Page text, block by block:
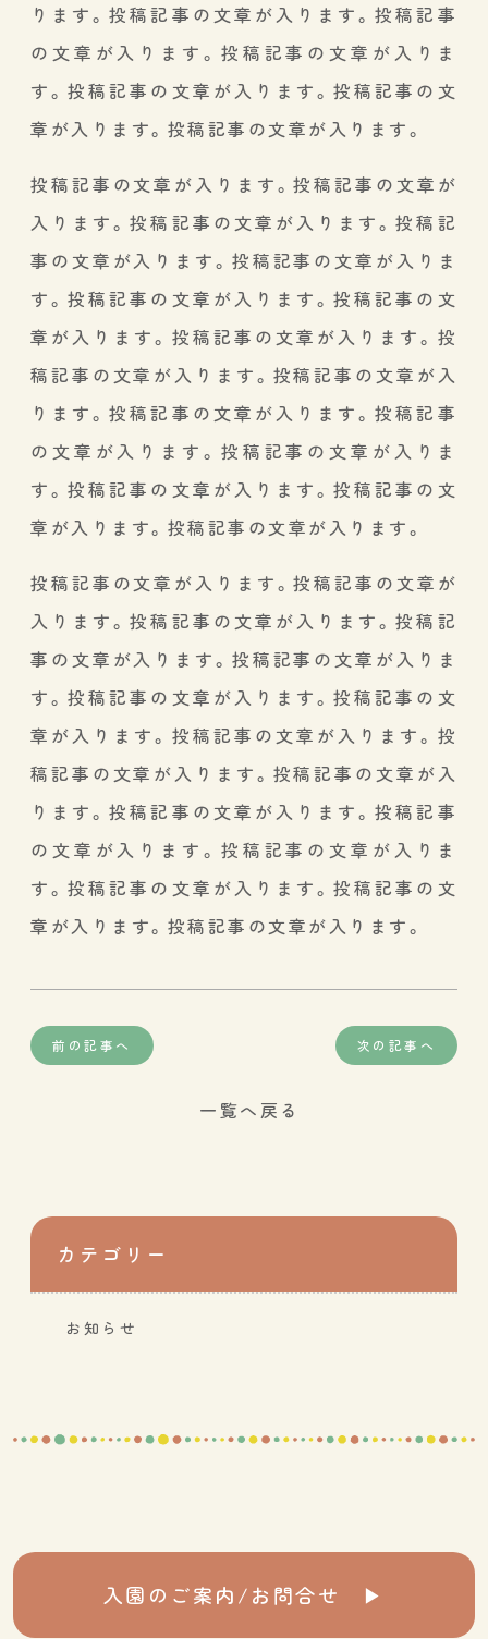
ります。投稿記事の文章が入ります。投稿記事
の文章が入ります。投稿記事の文章が入りま
す。投稿記事の文章が入ります。投稿記事の文
章が入ります。投稿記事の文章が入ります。
投稿記事の文章が入ります。投稿記事の文章が
入ります。投稿記事の文章が入ります。投稿記
事の文章が入ります。投稿記事の文章が入りま
す。投稿記事の文章が入ります。投稿記事の文
章が入ります。投稿記事の文章が入ります。投
稿記事の文章が入ります。投稿記事の文章が入
ります。投稿記事の文章が入ります。投稿記事
の文章が入ります。投稿記事の文章が入りま
す。投稿記事の文章が入ります。投稿記事の文
章が入ります。投稿記事の文章が入ります。
投稿記事の文章が入ります。投稿記事の文章が
入ります。投稿記事の文章が入ります。投稿記
事の文章が入ります。投稿記事の文章が入りま
す。投稿記事の文章が入ります。投稿記事の文
章が入ります。投稿記事の文章が入ります。投
稿記事の文章が入ります。投稿記事の文章が入
ります。投稿記事の文章が入ります。投稿記事
の文章が入ります。投稿記事の文章が入りま
す。投稿記事の文章が入ります。投稿記事の文
章が入ります。投稿記事の文章が入ります。
前の記事へ 次の記事へ
一覧へ戻る
カテゴリー
お知らせ
入園のご案内/お問合せ ▶︎